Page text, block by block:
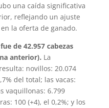
una caída significativa
reflejando un ajuste
la oferta de ganado.
de 42.957 cabezas
anterior). La
novillos: 20.074
del total; las vacas:
vaquillonas: 6.799
100 (+4), el 0,2%; y los